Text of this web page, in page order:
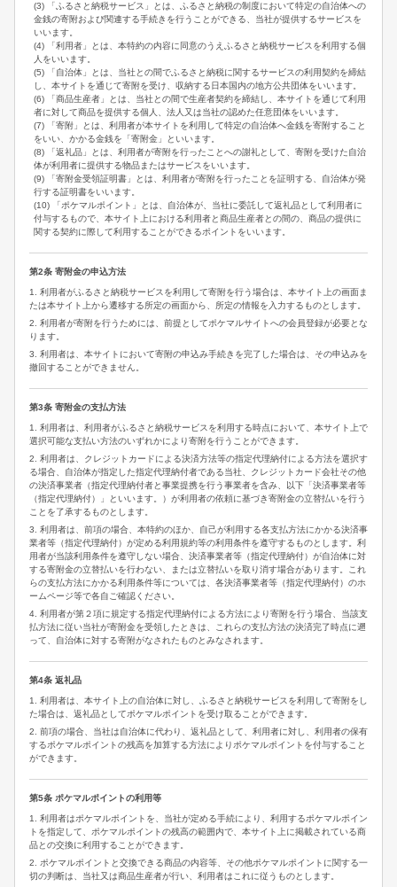
(3) 「ふるさと納税サービス」とは、ふるさと納税の制度において特定の自治体への
金銭の寄附および関連する手続きを行うことができる、当社が提供するサービスを
いいます。
(4) 「利用者」とは、本特約の内容に同意のうえふるさと納税サービスを利用する個
人をいいます。
(5) 「自治体」とは、当社との間でふるさと納税に関するサービスの利用契約を締結
し、本サイトを通じて寄附を受け、収納する日本国内の地方公共団体をいいます。
(6) 「商品生産者」とは、当社との間で生産者契約を締結し、本サイトを通じて利用
者に対して商品を提供する個人、法人又は当社の認めた任意団体をいいます。
(7) 「寄附」とは、利用者が本サイトを利用して特定の自治体へ金銭を寄附すること
をいい、かかる金銭を「寄附金」といいます。
(8) 「返礼品」とは、利用者が寄附を行ったことへの謝礼として、寄附を受けた自治
体が利用者に提供する物品またはサービスをいいます。
(9) 「寄附金受領証明書」とは、利用者が寄附を行ったことを証明する、自治体が発
行する証明書をいいます。
(10) 「ポケマルポイント」とは、自治体が、当社に委託して返礼品として利用者に
付与するもので、本サイト上における利用者と商品生産者との間の、商品の提供に
関する契約に際して利用することができるポイントをいいます。
第2条 寄附金の申込方法
1. 利用者がふるさと納税サービスを利用して寄附を行う場合は、本サイト上の画面ま
たは本サイト上から遷移する所定の画面から、所定の情報を入力するものとします。
2. 利用者が寄附を行うためには、前提としてポケマルサイトへの会員登録が必要とな
ります。
3. 利用者は、本サイトにおいて寄附の申込み手続きを完了した場合は、その申込みを
撤回することができません。
第3条 寄附金の支払方法
1. 利用者は、利用者がふるさと納税サービスを利用する時点において、本サイト上で
選択可能な支払い方法のいずれかにより寄附を行うことができます。
2. 利用者は、クレジットカードによる決済方法等の指定代理納付による方法を選択す
る場合、自治体が指定した指定代理納付者である当社、クレジットカード会社その他
の決済事業者（指定代理納付者と事業提携を行う事業者を含み、以下「決済事業者等
（指定代理納付）」といいます。）が利用者の依頼に基づき寄附金の立替払いを行う
ことを了承するものとします。
3. 利用者は、前項の場合、本特約のほか、自己が利用する各支払方法にかかる決済事
業者等（指定代理納付）が定める利用規約等の利用条件を遵守するものとします。利
用者が当該利用条件を遵守しない場合、決済事業者等（指定代理納付）が自治体に対
する寄附金の立替払いを行わない、または立替払いを取り消す場合があります。これ
らの支払方法にかかる利用条件等については、各決済事業者等（指定代理納付）のホ
ームページ等で各自ご確認ください。
4. 利用者が第２項に規定する指定代理納付による方法により寄附を行う場合、当該支
払方法に従い当社が寄附金を受領したときは、これらの支払方法の決済完了時点に遡
って、自治体に対する寄附がなされたものとみなされます。
第4条 返礼品
1. 利用者は、本サイト上の自治体に対し、ふるさと納税サービスを利用して寄附をし
た場合は、返礼品としてポケマルポイントを受け取ることができます。
2. 前項の場合、当社は自治体に代わり、返礼品として、利用者に対し、利用者の保有
するポケマルポイントの残高を加算する方法によりポケマルポイントを付与すること
ができます。
第5条 ポケマルポイントの利用等
1. 利用者はポケマルポイントを、当社が定める手続により、利用するポケマルポイン
トを指定して、ポケマルポイントの残高の範囲内で、本サイト上に掲載されている商
品との交換に利用することができます。
2. ポケマルポイントと交換できる商品の内容等、その他ポケマルポイントに関する一
切の判断は、当社又は商品生産者が行い、利用者はこれに従うものとします。